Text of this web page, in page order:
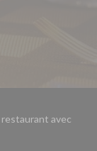
avec
nouvelle fenêtre))